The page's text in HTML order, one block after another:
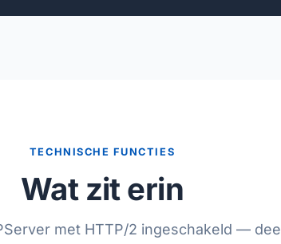
TECHNISCHE FUNCTIES
Wat zit erin
met HTTP/2 ingeschakeld —